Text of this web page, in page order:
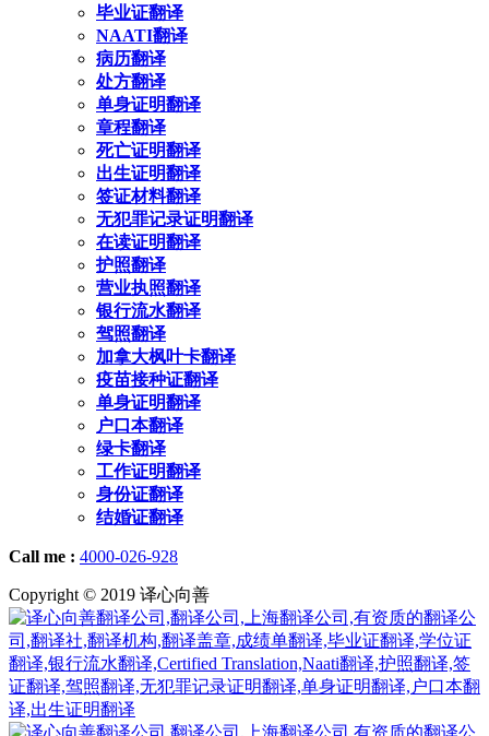
毕业证翻译
NAATI翻译
病历翻译
处方翻译
单身证明翻译
章程翻译
死亡证明翻译
出生证明翻译
签证材料翻译
无犯罪记录证明翻译
在读证明翻译
护照翻译
营业执照翻译
银行流水翻译
驾照翻译
加拿大枫叶卡翻译
疫苗接种证翻译
单身证明翻译
户口本翻译
绿卡翻译
工作证明翻译
身份证翻译
结婚证翻译
Call me : 4000-026-928
Copyright © 2019 译心向善